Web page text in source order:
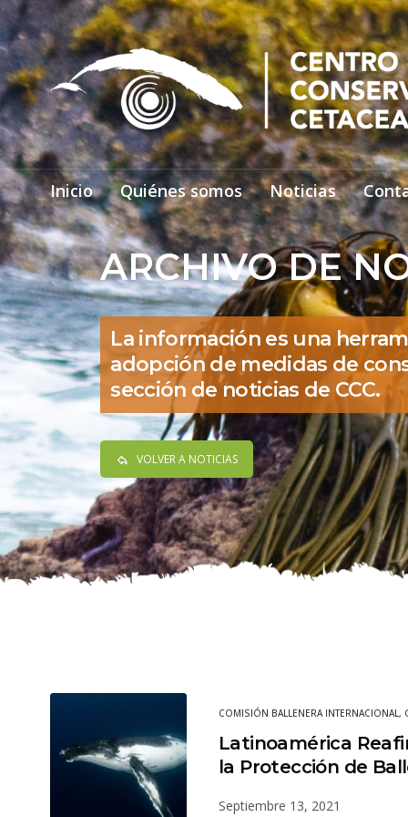
ARCHIVO DE
La información es una
adopción de medidas de
sección de noticias de CCC.
VOLVER A NOTICIAS
Inicio Quiénes somos Noticias
COMISIÓN BALLENERA INTERNACIONAL,
Latinoamérica
la Protección de
Septiembre 13, 2021